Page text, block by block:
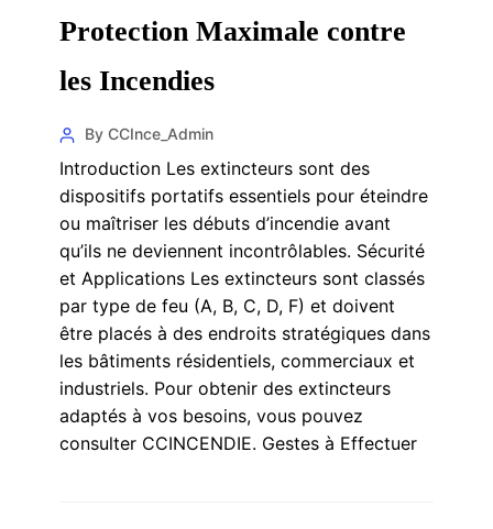
Protection Maximale contre
les Incendies
By CCInce_Admin
Introduction Les extincteurs sont des
dispositifs portatifs essentiels pour éteindre
ou maîtriser les débuts d’incendie avant
qu’ils ne deviennent incontrôlables. Sécurité
et Applications Les extincteurs sont classés
par type de feu (A, B, C, D, F) et doivent
être placés à des endroits stratégiques dans
les bâtiments résidentiels, commerciaux et
industriels. Pour obtenir des extincteurs
adaptés à vos besoins, vous pouvez
consulter CCINCENDIE. Gestes à Effectuer